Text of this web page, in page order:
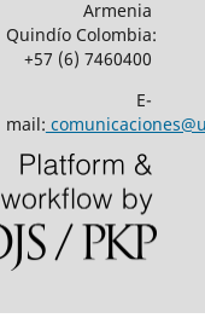
Armenia
Quindío Colombia:
+57 (6) 7460400
E-
mail: